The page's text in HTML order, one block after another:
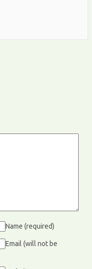
Name (required)
Email (will not be